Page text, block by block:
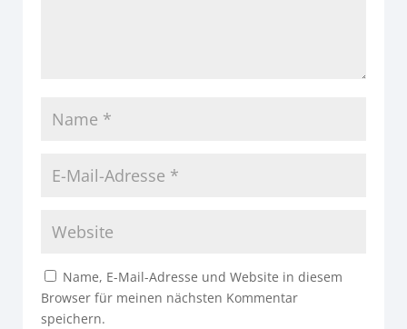
Name, E-Mail-Adresse und Website in diesem
Browser für meinen nächsten Kommentar
speichern.